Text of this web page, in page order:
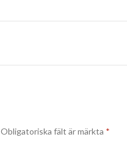
Obligatoriska fält är märkta *